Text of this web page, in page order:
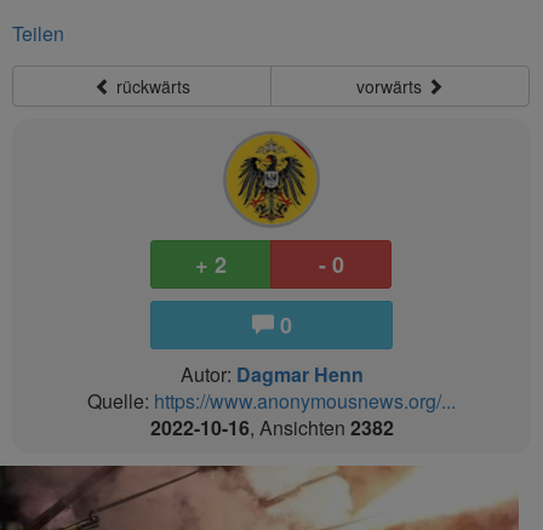
Teilen
rückwärts vorwärts
+ 2
- 0
0
Autor: Dagmar Henn
Quelle: https://www.anonymousnews.org/...
2022-10-16, Ansichten 2382